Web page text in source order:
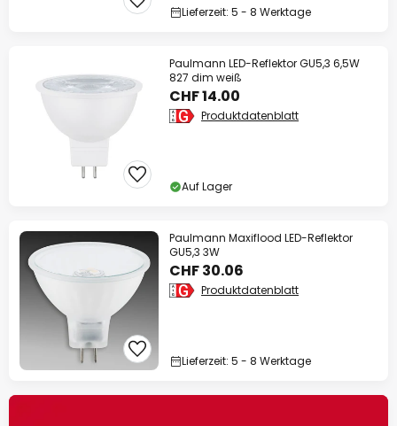
Lieferzeit: 5 - 8 Werktage
Paulmann LED-Reflektor GU5,3 6,5W
827 dim weiß
CHF 14.00
Produktdatenblatt
Auf Lager
Paulmann Maxiflood LED-Reflektor
GU5,3 3W
CHF 30.06
Produktdatenblatt
Lieferzeit: 5 - 8 Werktage